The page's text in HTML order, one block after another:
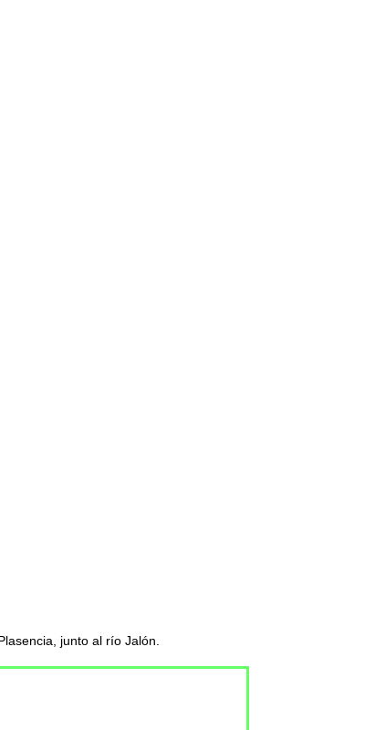
junto al río Jalón.